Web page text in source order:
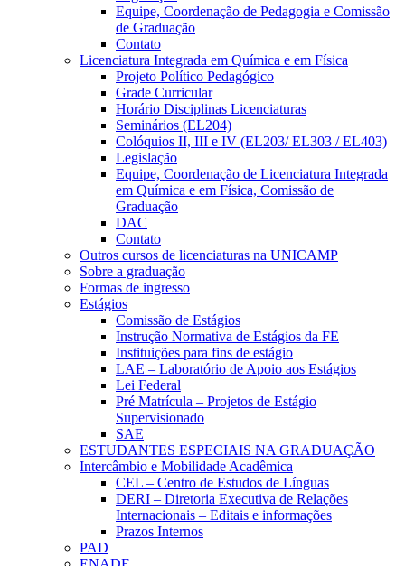
Equipe, Coordenação de Pedagogia e Comissão
de Graduação
Contato
Licenciatura Integrada em Química e em Física
Projeto Político Pedagógico
Grade Curricular
Horário Disciplinas Licenciaturas
Seminários (EL204)
Colóquios II, III e IV (EL203/ EL303 / EL403)
Legislação
Equipe, Coordenação de Licenciatura Integrada
em Química e em Física, Comissão de
Graduação
DAC
Contato
Outros cursos de licenciaturas na UNICAMP
Sobre a graduação
Formas de ingresso
Estágios
Comissão de Estágios
Instrução Normativa de Estágios da FE
Instituições para fins de estágio
LAE – Laboratório de Apoio aos Estágios
Lei Federal
Pré Matrícula – Projetos de Estágio
Supervisionado
SAE
ESTUDANTES ESPECIAIS NA GRADUAÇÃO
Intercâmbio e Mobilidade Acadêmica
CEL – Centro de Estudos de Línguas
DERI – Diretoria Executiva de Relações
Internacionais – Editais e informações
Prazos Internos
PAD